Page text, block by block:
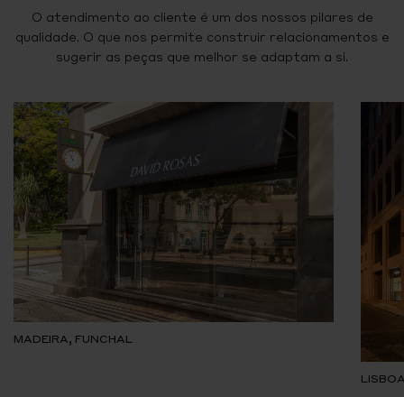
O atendimento ao cliente é um dos nossos pilares de
qualidade. O que nos permite construir relacionamentos e
sugerir as peças que melhor se adaptam a si.
MADEIRA, FUNCHAL